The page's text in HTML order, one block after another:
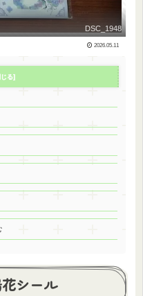
DSC_1948
2026.05.11
シール